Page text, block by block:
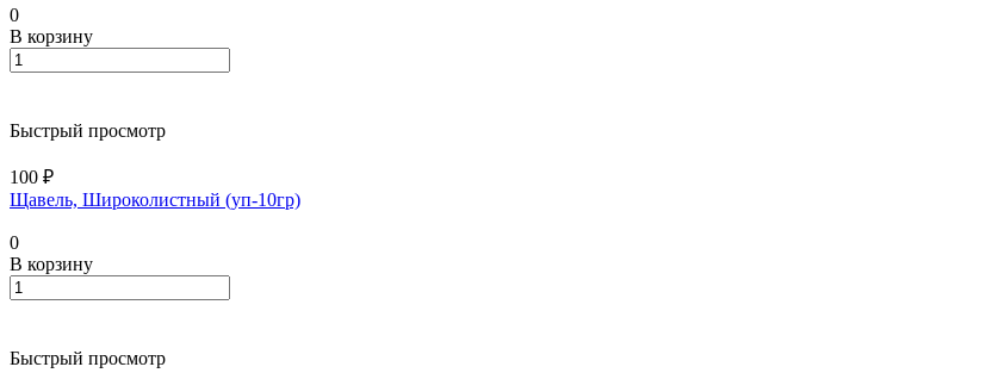
0
В корзину
Быстрый просмотр
100 ₽
Щавель, Широколистный (уп-10гр)
0
В корзину
Быстрый просмотр